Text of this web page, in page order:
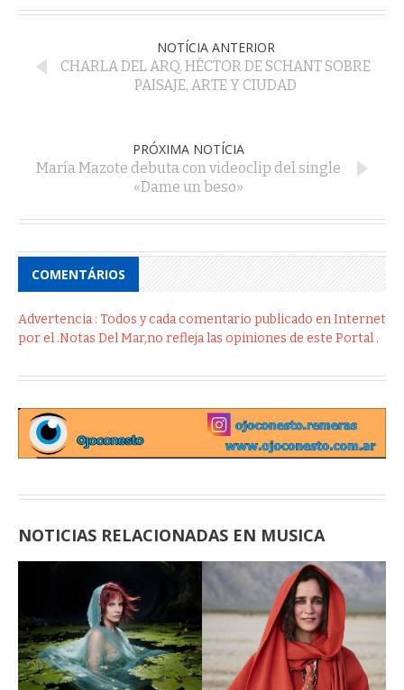
CHARLA DEL ARQ. HÉCTOR DE SCHANT SOBRE
PAISAJE, ARTE Y CIUDAD
María Mazote debuta con videoclip del single
«Dame un beso»
COMENTÁRIOS
por el .Notas Del Mar,no refleja las opiniones de este Portal .